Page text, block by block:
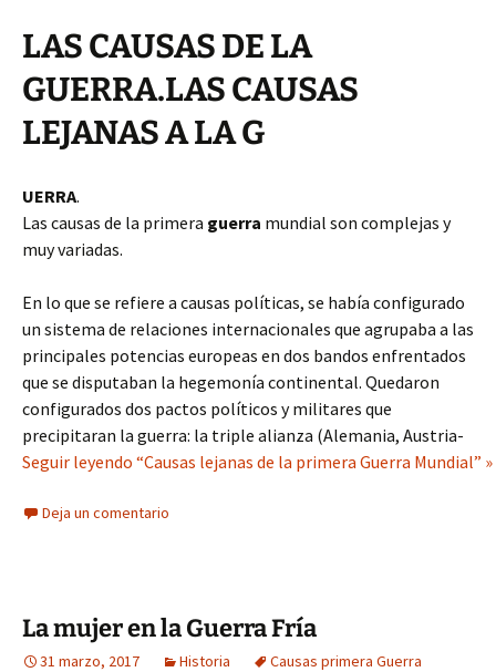
LAS CAUSAS DE LA
GUERRA.LAS CAUSAS
LEJANAS A LA G
UERRA.
Las causas de la primera guerra mundial son complejas y
muy variadas.
En lo que se refiere a causas políticas, se había configurado
un sistema de relaciones internacionales que agrupaba a las
principales potencias europeas en dos bandos enfrentados
que se disputaban la hegemonía continental. Quedaron
configurados dos pactos políticos y militares que
precipitaran la guerra: la triple alianza (Alemania, Austria-
Seguir leyendo “Causas lejanas de la primera Guerra Mundial” »
Deja un comentario
La mujer en la Guerra Fría
31 marzo, 2017 Historia
Causas primera Guerra